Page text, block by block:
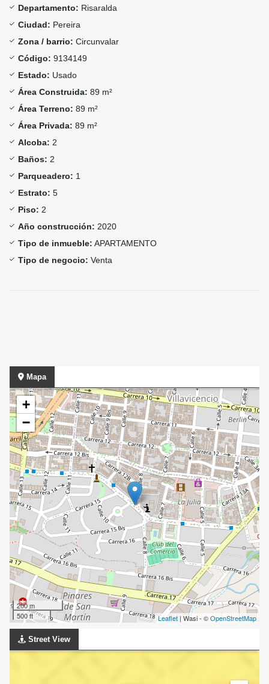
Departamento: Risaralda
Ciudad: Pereira
Zona / barrio: Circunvalar
Código: 9134149
Estado: Usado
Área Construida: 89 m²
Área Terreno: 89 m²
Área Privada: 89 m²
Alcoba: 2
Baños: 2
Parqueadero: 1
Estrato: 5
Piso: 2
Año construcción: 2020
Tipo de inmueble: APARTAMENTO
Tipo de negocio: Venta
Mapa
+
−
200 m
500 ft
Leaflet | Wasi - ©OpenStreetMap
Street View